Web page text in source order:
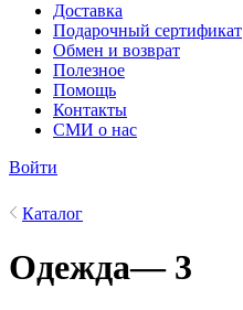
Доставка
Подарочный сертификат
Обмен и возврат
Полезное
Помощь
Контакты
СМИ о нас
Войти
Каталог
Одежда— 3